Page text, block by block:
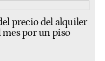
precio del alquiler
mes por un piso